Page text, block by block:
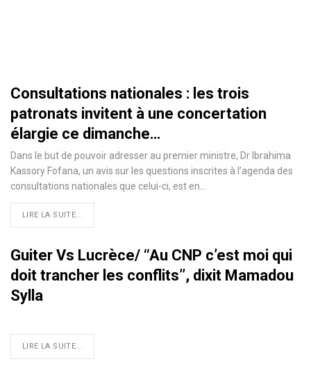
Consultations nationales : les trois
patronats invitent à une concertation
élargie ce dimanche…
Dans le but de pouvoir adresser au premier ministre, Dr Ibrahima
Kassory Fofana, un avis sur les questions inscrites à l’agenda des
consultations nationales que celui-ci, est en…
LIRE LA SUITE...
Guiter Vs Lucrèce/ ‘‘Au CNP c’est moi qui
doit trancher les conflits’’, dixit Mamadou
Sylla
LIRE LA SUITE...